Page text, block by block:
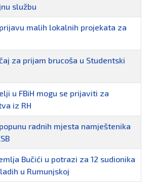
službu
malih lokalnih projekata za
za prijam brucoša u Studentski
u FBiH mogu se prijaviti za
iz RH
radnih mjesta namještenika
Bučići u potrazi za 12 sudionika
u Rumunjskoj